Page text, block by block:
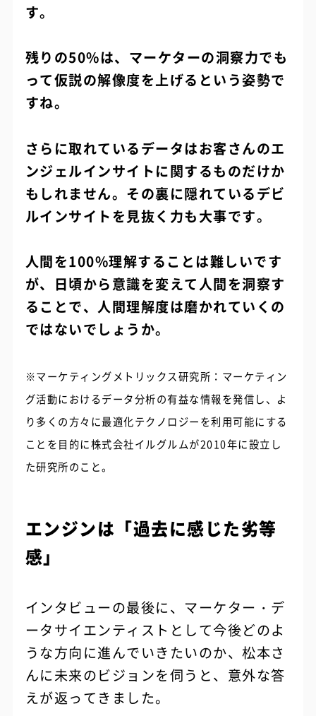
す。
残りの50%は、マーケターの洞察力でも
って仮説の解像度を上げるという姿勢で
すね。
さらに取れているデータはお客さんのエ
ンジェルインサイトに関するものだけか
もしれません。その裏に隠れているデビ
ルインサイトを見抜く力も大事です。
人間を100%理解することは難しいです
が、日頃から意識を変えて人間を洞察す
ることで、人間理解度は磨かれていくの
ではないでしょうか。
※マーケティングメトリックス研究所：マーケティン
グ活動におけるデータ分析の有益な情報を発信し、よ
り多くの方々に最適化テクノロジーを利用可能にする
ことを目的に株式会社イルグルムが2010年に設立し
た研究所のこと。
エンジンは「過去に感じた劣等
感」
インタビューの最後に、マーケター・デ
ータサイエンティストとして今後どのよ
うな方向に進んでいきたいのか、松本さ
んに未来のビジョンを伺うと、意外な答
えが返ってきました。